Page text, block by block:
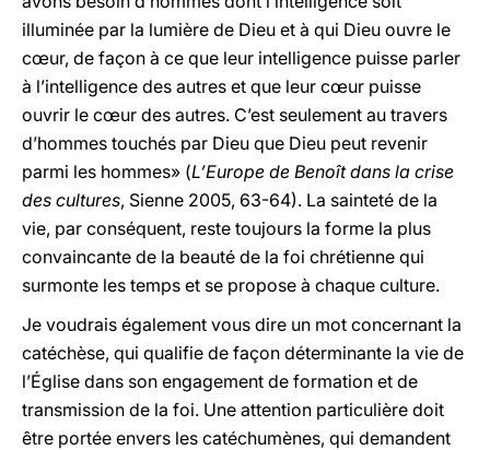
illuminée par la lumière de Dieu et à qui Dieu ouvre le
cœur, de façon à ce que leur intelligence puisse parler
à l’intelligence des autres et que leur cœur puisse
ouvrir le cœur des autres. C’est seulement au travers
d’hommes touchés par Dieu que Dieu peut revenir
parmi les hommes» (L’Europe de Benoît dans la crise
des cultures, Sienne 2005, 63-64). La sainteté de la
vie, par conséquent, reste toujours la forme la plus
convaincante de la beauté de la foi chrétienne qui
surmonte les temps et se propose à chaque culture.
Je voudrais également vous dire un mot concernant la
catéchèse, qui qualifie de façon déterminante la vie de
l’Église dans son engagement de formation et de
transmission de la foi. Une attention particulière doit
être portée envers les catéchumènes, qui demandent